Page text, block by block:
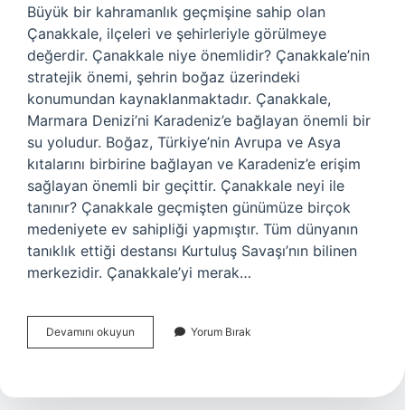
Büyük bir kahramanlık geçmişine sahip olan
Çanakkale, ilçeleri ve şehirleriyle görülmeye
değerdir. Çanakkale niye önemlidir? Çanakkale’nin
stratejik önemi, şehrin boğaz üzerindeki
konumundan kaynaklanmaktadır. Çanakkale,
Marmara Denizi’ni Karadeniz’e bağlayan önemli bir
su yoludur. Boğaz, Türkiye’nin Avrupa ve Asya
kıtalarını birbirine bağlayan ve Karadeniz’e erişim
sağlayan önemli bir geçittir. Çanakkale neyi ile
tanınır? Çanakkale geçmişten günümüze birçok
medeniyete ev sahipliği yapmıştır. Tüm dünyanın
tanıklık ettiği destansı Kurtuluş Savaşı’nın bilinen
merkezidir. Çanakkale’yi merak…
Devamını okuyun Çanakkaleye
Neden
Yorum Bırak